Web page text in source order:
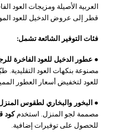
العربية الأصيلة ومزيجات
قطر إلى عروض الدخيل للعود
فئات التوفير الشائعة تشمل:
● عطور الدخيل للعود الفاخرة
مصنوعة بنكهات العود التقليدية.
للعود لتخفيض أسعار العطور
● البخور والبخاري لطقوس
مصممة لجو المنزل. استخدمكود
للحصول على توفيرات إضافية.